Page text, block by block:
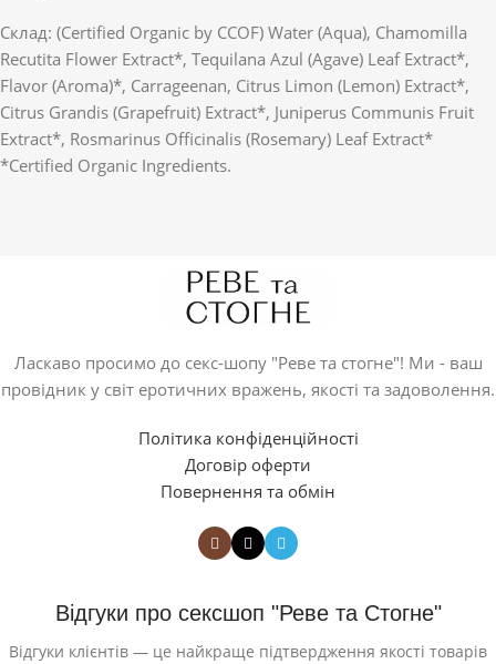
Склад: (Certified Organic by CCOF) Water (Aqua), Chamomilla
Recutita Flower Extract*, Tequilana Azul (Agave) Leaf Extract*,
Flavor (Aroma)*, Carrageenan, Citrus Limon (Lemon) Extract*,
Citrus Grandis (Grapefruit) Extract*, Juniperus Communis Fruit
Extract*, Rosmarinus Officinalis (Rosemary) Leaf Extract*
*Certified Organic Ingredients.
Ласкаво просимо до секс-шопу "Реве та стогне"! Ми - ваш
провідник у світ еротичних вражень, якості та задоволення.
Політика конфіденційності
Договір оферти
Повернення та обмін
Відгуки про сексшоп "Реве та Стогне"
Відгуки клієнтів — це найкраще підтвердження якості товарів